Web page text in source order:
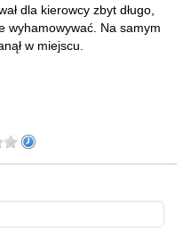
dla kierowcy zbyt długo,
wyhamowywać. Na samym
w miejscu.